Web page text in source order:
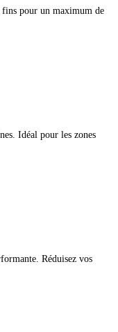
pour un maximum de
Idéal pour les zones
Réduisez vos